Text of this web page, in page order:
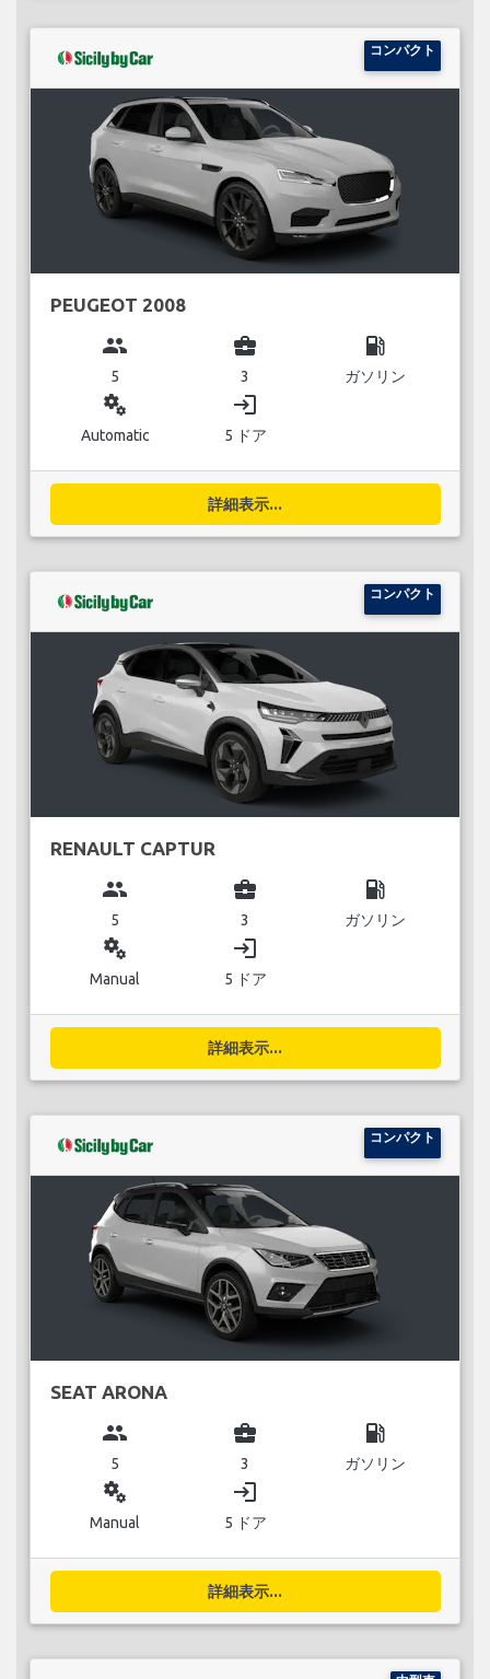
コンパクト
PEUGEOT 2008
group
5
business_center
3
local_gas_station
ガソリン
miscellaneous_services
Automatic
login
5 ドア
詳細表示...
コンパクト
RENAULT CAPTUR
group
5
business_center
3
local_gas_station
ガソリン
miscellaneous_services
Manual
login
5 ドア
詳細表示...
コンパクト
SEAT ARONA
group
5
business_center
3
local_gas_station
ガソリン
miscellaneous_services
Manual
login
5 ドア
詳細表示...